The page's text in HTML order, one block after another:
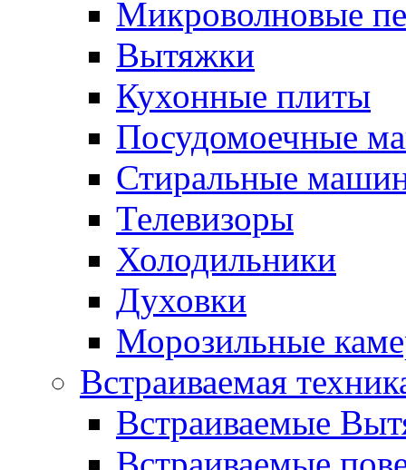
Микроволновые
Вытяжки
Кухонные плиты
Посудомоечные
Стиральные
Телевизоры
Холодильники
Духовки
Морозильные
Встраиваемая
Встраиваемые